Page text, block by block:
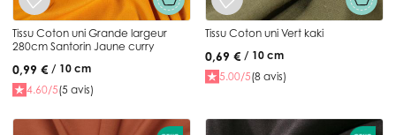
Tissu Coton uni Grande largeur
280cm Santorin Jaune curry
0,99 € / 10 cm
4.60/5(5 avis)
Tissu Coton uni Vert kaki
0,69 € / 10 cm
5.00/5(8 avis)